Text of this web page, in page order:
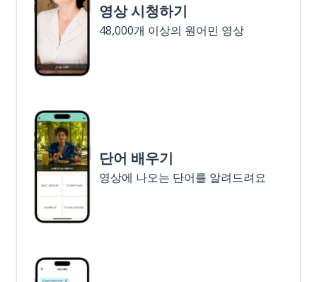
영상 시청하기
48,000개 이상의 원어민 영상
단어 배우기
영상에 나오는 단어를 알려드려요